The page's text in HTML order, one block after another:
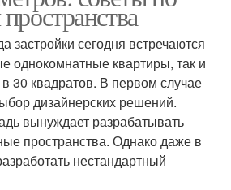
застройки сегодня встречаются
однокомнатные квартиры, так и
30 квадратов. В первом случае
дизайнерских решений.
вынуждает разрабатывать
пространства. Однако даже в
нестандартный